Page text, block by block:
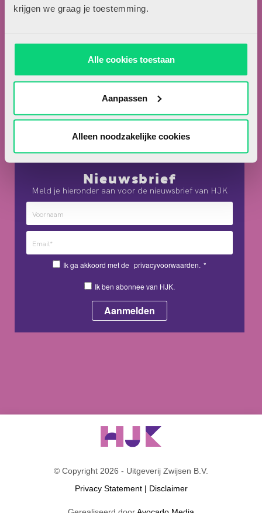
krijgen we graag je toestemming.
Alle cookies toestaan
Aanpassen
Alleen noodzakelijke cookies
Nieuwsbrief
Meld je hieronder aan voor de nieuwsbrief van HJK
Ik ga akkoord met de privacyvoorwaarden. *
Ik ben abonnee van HJK.
Over HJK
Artikel insturen
Adverteren in HJK
Contact
5041 SE Tilburg
© Copyright 2026 - Uitgeverij Zwijsen B.V.
Privacy Statement| Disclaimer